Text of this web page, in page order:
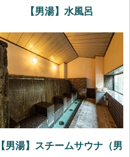
【男湯】水風呂
【男湯】スチームサウナ（男